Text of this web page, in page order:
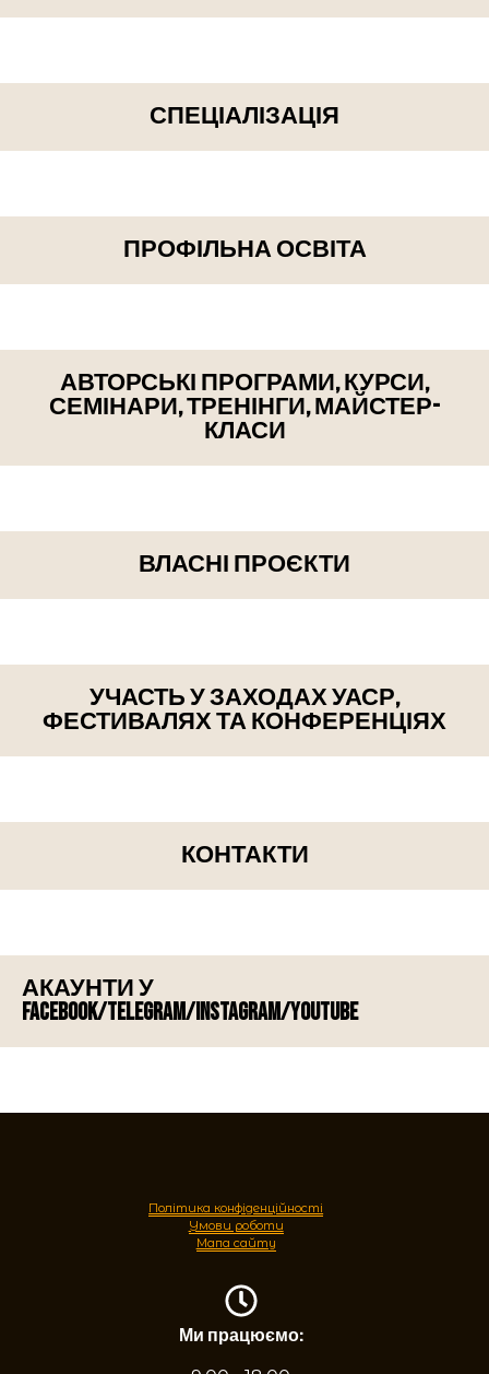
СПЕЦІАЛІЗАЦІЯ
ПРОФІЛЬНА ОСВІТА
АВТОРСЬКІ ПРОГРАМИ, КУРСИ,
СЕМІНАРИ, ТРЕНІНГИ, МАЙСТЕР-
КЛАСИ
ВЛАСНІ ПРОЄКТИ
УЧАСТЬ У ЗАХОДАХ УАСР,
ФЕСТИВАЛЯХ ТА КОНФЕРЕНЦІЯХ
КОНТАКТИ
АКАУНТИ У
FACEBOOK/TELEGRAM/INSTAGRAM/YOUTUBE
Політика конфіденційності
Умови роботи
Мапа сайту
Ми працюємо: